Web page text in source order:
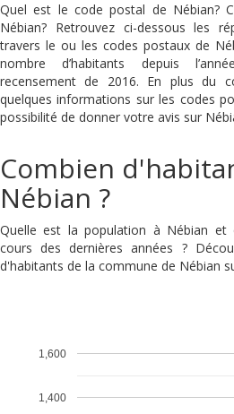
Quel est le code postal de Nébian?
Nébian? Retrouvez ci-dessous les
travers le ou les codes postaux de
nombre d’habitants depuis
recensement de 2016. En plus du
quelques informations sur les codes
possibilité de donner votre avis sur
Combien
Nébian ?
Quelle est la population à Nébian et
cours des dernières années ?
d'habitants de la commune de Nébian
1,400
1,600